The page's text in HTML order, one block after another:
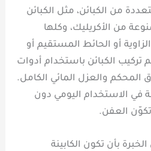
من الكبائن، مثل الكبائن
من الأكريليك، وكلها
أو الحائط المستقيم أو
الكبائن باستخدام أدوات
والعزل المائي الكامل.
في الاستخدام اليومي دون
العفن.
بأن تكون الكابينة